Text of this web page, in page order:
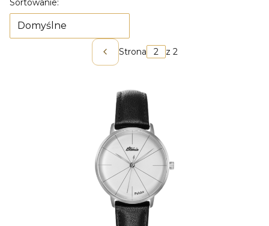
Sortowanie:
Domyślne
Poprzednie produkty
Strona z 2